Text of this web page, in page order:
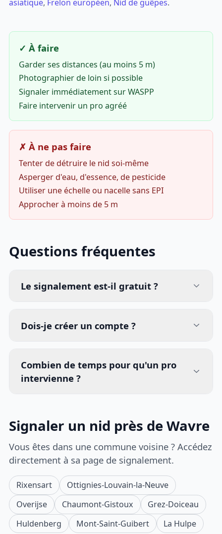
asiatique, Frelon européen, Nid de guêpes.
✓ À faire
Garder ses distances (au moins 5 m)
Photographier de loin si possible
Signaler immédiatement sur WASPP
Faire intervenir un pro agréé
✗ À ne pas faire
Tenter de détruire le nid soi-même
Asperger d'eau, d'essence, de pesticide
Utiliser une échelle ou nacelle sans EPI
Approcher à moins de 5 m
Questions fréquentes
Le signalement est-il gratuit ?
Dois-je créer un compte ?
Combien de temps pour qu'un pro
intervienne ?
Signaler un nid près de Wavre
Vous êtes dans une commune voisine ? Accédez
directement à sa page de signalement.
Rixensart
Ottignies-Louvain-la-Neuve
Overijse
Chaumont-Gistoux
Grez-Doiceau
Huldenberg
Mont-Saint-Guibert La Hulpe